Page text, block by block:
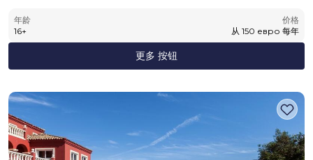
年龄
16+
价格
从 150 евро 每年
更多 按钮